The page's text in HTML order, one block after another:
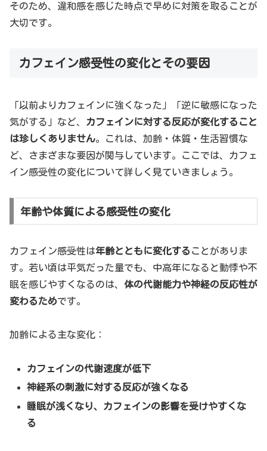
そのため、違和感を感じた時点で早めに対策を取ることが
大切です。
カフェイン感受性の変化とその要因
「以前よりカフェインに強くなった」「逆に敏感になった
気がする」など、
カフェインに対する反応が変化すること
は珍しくありません。これは、加齢・体質・生活習慣な
ど、さまざまな要因が関与しています。ここでは、カフェ
イン感受性の変化について詳しく見ていきましょう。
年齢や体質による感受性の変化
カフェイン感受性は年齢とともに変化する ことがありま
す。若い頃は平気だった量でも、中高年になると動悸や不
眠を感じやすくなるのは、 体の代謝能力や神経の反応性が
変わるためです。
加齢による主な変化：
カフェインの代謝速度が低下
神経系の刺激に対する反応が強くなる
睡眠が浅くなり、カフェインの影響を受けやすくな
る